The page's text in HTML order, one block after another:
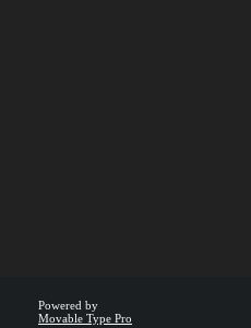
Powered by
Movable Type Pro